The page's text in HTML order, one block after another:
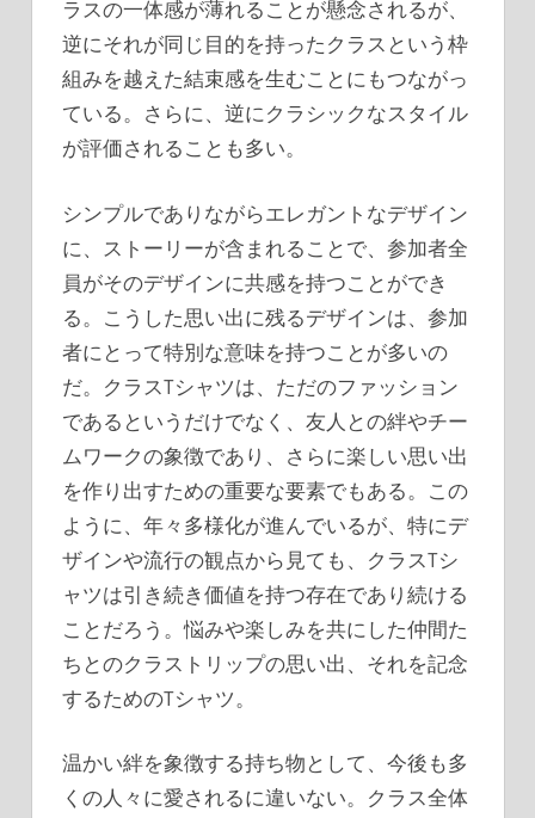
ラスの一体感が薄れることが懸念されるが、
逆にそれが同じ目的を持ったクラスという枠
組みを越えた結束感を生むことにもつながっ
ている。さらに、逆にクラシックなスタイル
が評価されることも多い。
シンプルでありながらエレガントなデザイン
に、ストーリーが含まれることで、参加者全
員がそのデザインに共感を持つことができ
る。こうした思い出に残るデザインは、参加
者にとって特別な意味を持つことが多いの
だ。クラスTシャツは、ただのファッション
であるというだけでなく、友人との絆やチー
ムワークの象徴であり、さらに楽しい思い出
を作り出すための重要な要素でもある。この
ように、年々多様化が進んでいるが、特にデ
ザインや流行の観点から見ても、クラスTシ
ャツは引き続き価値を持つ存在であり続ける
ことだろう。悩みや楽しみを共にした仲間た
ちとのクラストリップの思い出、それを記念
するためのTシャツ。
温かい絆を象徴する持ち物として、今後も多
くの人々に愛されるに違いない。クラス全体